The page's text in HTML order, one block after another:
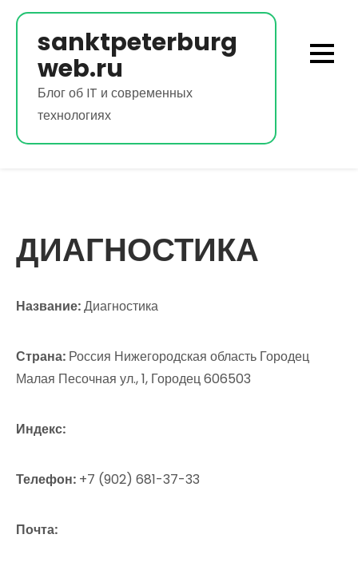
Перейти
содержимому
sanktpeterburg
web.ru
Блог об IT и современных
технологиях
ДИАГНОСТИКА
Название:Диагностика
Страна: Россия Нижегородская область Городец
Малая Песочная ул., 1, Городец 606503
Индекс:
Телефон: +7 (902) 681-37-33
Почта: